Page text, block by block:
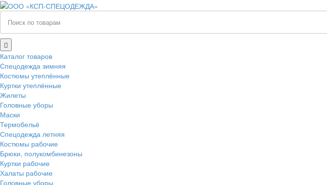
Каталог товаров
Спецодежда зимняя
Костюмы утеплённые
Куртки утеплённые
Жилеты
Головные уборы
Маски
Термобельё
Спецодежда летняя
Костюмы рабочие
Брюки, полукомбинезоны
Куртки рабочие
Халаты рабочие
Головные уборы